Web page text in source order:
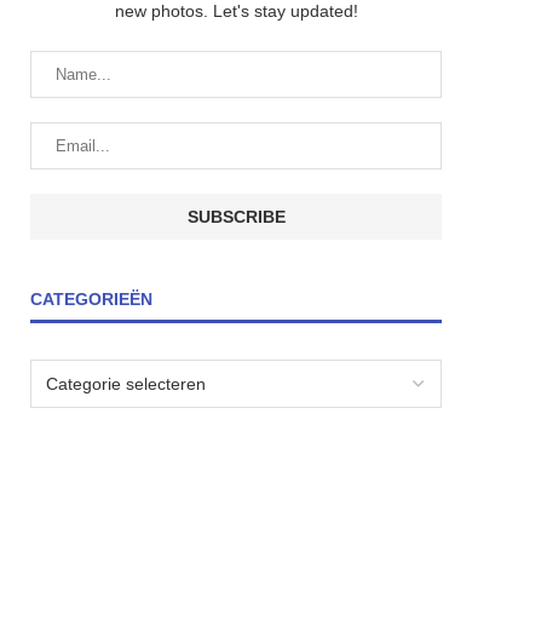
new photos. Let's stay updated!
CATEGORIEËN